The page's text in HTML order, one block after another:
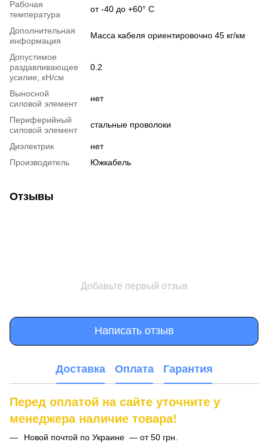
Рабочая
температура
от -40 до +60° C
Дополнительная
информация
Масса кабеля ориентировочно 45 кг/км
Допустимое
раздавливающее
усилие, кН/см
0.2
Выносной
силовой элемент
нет
Периферийный
силовой элемент
стальные проволоки
Диэлектрик
нет
Производитель
Южкабель
Отзывы
Добавьте первый отзыв
Написать отзыв
Доставка Оплата Гарантия
Перед оплатой на сайте уточните у
менеджера наличие товара!
Новой почтой по Украине — от 50 грн.